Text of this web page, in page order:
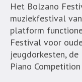
Het Bolzano
muziekfestival
platform
Festival voor
jeugdorkesten,
Piano